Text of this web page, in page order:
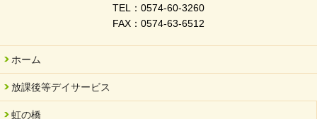
TEL：0574-60-3260
FAX：0574-63-6512
ホーム
放課後等デイサービス
虹の橋